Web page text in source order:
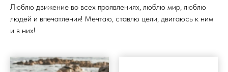
Люблю движение во всех проявлениях, люблю мир, люблю
людей и впечатления! Мечтаю, ставлю цели, двигаюсь к ним
и в них!